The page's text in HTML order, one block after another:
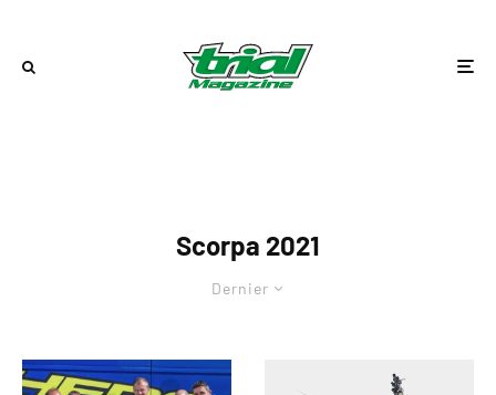
Scorpa 2021
Dernier